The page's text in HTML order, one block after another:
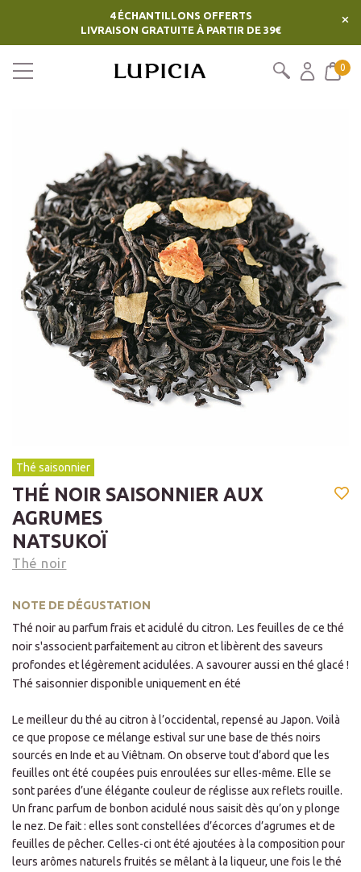
4 ÉCHANTILLONS OFFERTS
LIVRAISON GRATUITE À PARTIR DE 39€
×
0
Thé saisonnier
THÉ NOIR SAISONNIER AUX
AGRUMES
NATSUKOÏ
Thé noir
NOTE DE DÉGUSTATION
Thé noir au parfum frais et acidulé du citron. Les feuilles de ce thé
noir s'associent parfaitement au citron et libèrent des saveurs
profondes et légèrement acidulées. A savourer aussi en thé glacé !
Thé saisonnier disponible uniquement en été
Le meilleur du thé au citron à l’occidental, repensé au Japon. Voilà
ce que propose ce mélange estival sur une base de thés noirs
sourcés en Inde et au Viêtnam. On observe tout d’abord que les
feuilles ont été coupées puis enroulées sur elles-même. Elle se
sont parées d’une élégante couleur de réglisse aux reflets rouille.
Un franc parfum de bonbon acidulé nous saisit dès qu’on y plonge
le nez. De fait : elles sont constellées d’écorces d’agrumes et de
feuilles de pêcher. Celles-ci ont été ajoutées à la composition pour
leurs arômes naturels fruités se mêlant à la liqueur, une fois le thé